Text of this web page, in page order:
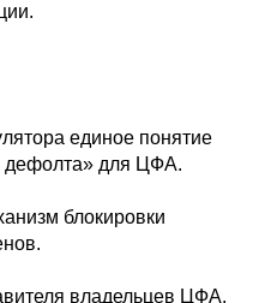
единое понятие
дефолта» для ЦФА.
блокировки
владельцев ЦФА.